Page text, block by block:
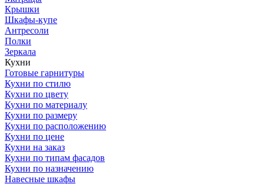
Крышки
Шкафы-купе
Антресоли
Полки
Зеркала
Кухни
Готовые гарнитуры
Кухни по стилю
Кухни по цвету
Кухни по материалу
Кухни по размеру
Кухни по расположению
Кухни по цене
Кухни на заказ
Кухни по типам фасадов
Кухни по назначению
Навесные шкафы